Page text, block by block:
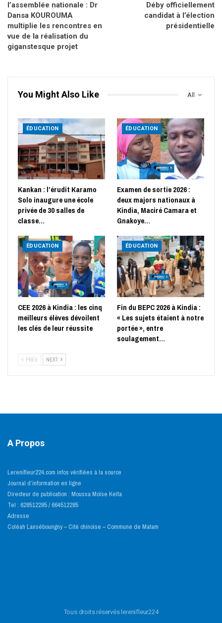
l’assemblée nationale : Dr
Dansa KOUROUMA
multiplie les rencontres en
vue de la réalisation du
giganstesque projet
Déby officiellement
candidat à l’élection
présidentielle
All
You Might Also Like
ÉDUCATION
Kankan : l’érudit Karamo
Solo inaugure une école
privée de 30 salles de
classe…
ÉDUCATION
Examen de sortie 2026 :
deux majors nationaux à
Kindia, Maciré Camara et
Gnakoye…
ÉDUCATION
CEE 2026 à Kindia : les cinq
meilleurs élèves dévoilent
les clés de leur réussite
ÉDUCATION
Fin du BEPC 2026 à Kindia :
« Les sujets étaient à notre
portée », entre
soulagement…
PREV NEXT
A Propos
Lerenifleur224.com infos vérifiées à la source
Journal d’information en ligne
Directeur de publication : Moussa Moïse Keïta
Tel : 628512285 / 664512285
Adresse
Coléah Lanséboungny – Cité chinoise – Commune de Matam
Tous droits réservés lerenifleur224